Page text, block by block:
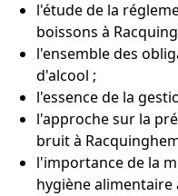
l'étude de la
boissons à
l'ensemble des
d'alcool ;
l'essence de la
l'approche sur la
bruit à
l'importance de la
hygiène alimentaire